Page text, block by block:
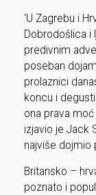
‘U Zagrebu i
Dobrodošlica i
predivnim
poseban
prolaznici
koncu i
ona prava
izjavio je Jack
najviše dojmio
Britansko –
poznato i